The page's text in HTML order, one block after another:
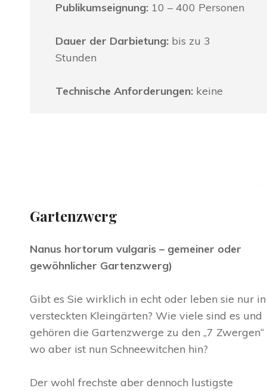
Publikumseignung:10 – 400 Personen
Dauer der Darbietung: bis zu 3
Stunden
Technische Anforderungen: keine
Gartenzwerg
Nanus hortorum vulgaris – gemeiner oder
gewöhnlicher Gartenzwerg)
Gibt es Sie wirklich in echt oder leben sie nur in
versteckten Kleingärten? Wie viele sind es und
gehören die Gartenzwerge zu den „7 Zwergen“
wo aber ist nun Schneewitchen hin?
Der wohl frechste aber dennoch lustigste